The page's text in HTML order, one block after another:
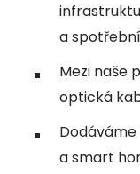
a
Mezi naše
optická
a smart